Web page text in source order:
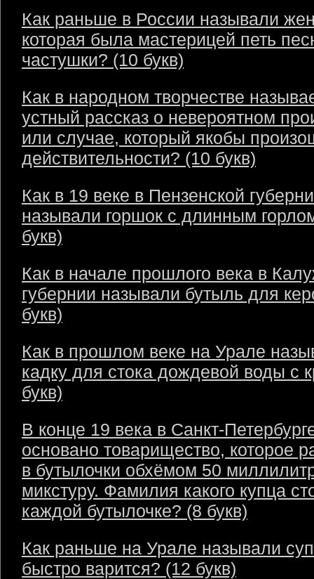
Как раньше в России называли
которая была мастерицей петь
частушки? (10 букв)
Как в народном творчестве
устный рассказ о невероятном
или случае, который якобы
действительности? (10 букв)
Как в 19 веке в Пензенской
называли горшок с длинным
букв)
Как в начале прошлого века в
губернии называли бутыль для
букв)
Как в прошлом веке на Урале
кадку для стока дождевой воды с
букв)
В конце 19 века в Санкт-
основано товарищество, которое
в бутылочки обхёмом 50
микстуру. Фамилия какого купца
каждой бутылочке? (8 букв)
Как раньше на Урале называли
быстро варится? (12 букв)